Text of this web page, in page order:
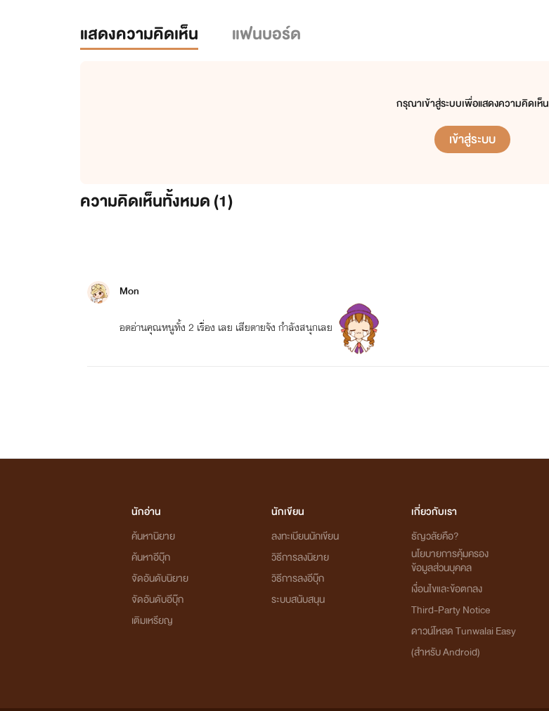
แสดงความคิดเห็น แฟนบอร์ด
กรุณาเข้าสู่ระบบเพื่อแสดงความคิดเห็น
เข้าสู่ระบบ
ความคิดเห็นทั้งหมด (1)
Mon
อดอ่านคุณหนูทั้ง 2 เรื่อง เลย เสียดายจัง กำลังสนุกเลย
นักอ่าน
ค้นหานิยาย
ค้นหาอีบุ๊ก
จัดอันดับนิยาย
จัดอันดับอีบุ๊ก
เติมเหรียญ
นักเขียน
ลงทะเบียนนักเขียน
วิธีการลงนิยาย
วิธีการลงอีบุ๊ก
ระบบสนับสนุน
เกี่ยวกับเรา
ธัญวลัยคือ?
นโยบายการคุ้มครอง
ข้อมูลส่วนบุคคล
เงื่อนไขและข้อตกลง
Third-Party Notice
ดาวน์โหลด Tunwalai Easy
(สำหรับ Android)